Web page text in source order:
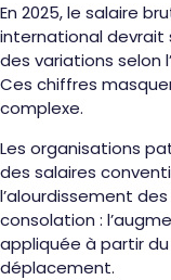
En 2025, le salaire
international devrait
des variations selon
Ces chiffres
complexe.
Les organisations
des salaires
l’alourdissement
consolation :
appliquée à partir du
déplacement.